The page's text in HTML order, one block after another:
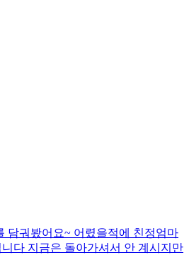
담궈봤어요~ 어렸을적에 친정엄마
다 지금은 돌아가셔서 안 계시지만